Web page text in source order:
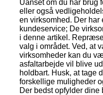
Uanset om du har brug
eller også
en virksomhed. Der har
kundeservice; De
i denne artikel.
valg i området. Ved, at
virksomheder kan du
asfaltarbejde vil blive
holdbart. Husk, at tage
forskellige muligheder
Der bedst opfylder dine